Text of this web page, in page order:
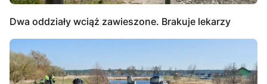
Dwa oddziały wciąż zawieszone. Brakuje lekarzy